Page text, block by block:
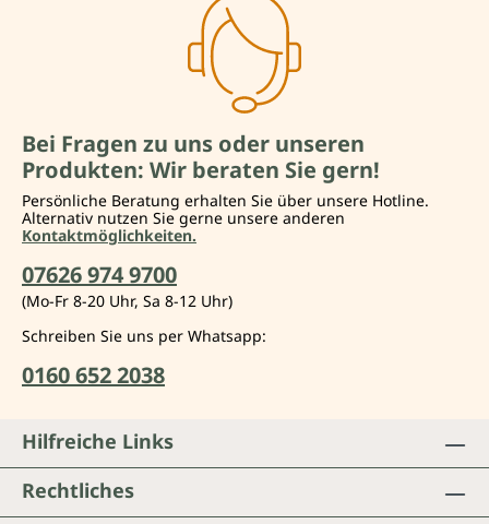
Bei Fragen zu uns oder unseren
Produkten: Wir beraten Sie gern!
Persönliche Beratung erhalten Sie über unsere Hotline.
Alternativ nutzen Sie gerne unsere anderen
Kontaktmöglichkeiten.
07626 974 9700
(Mo-Fr 8-20 Uhr, Sa 8-12 Uhr)
Schreiben Sie uns per Whatsapp:
0160 652 2038
Hilfreiche Links
Rechtliches